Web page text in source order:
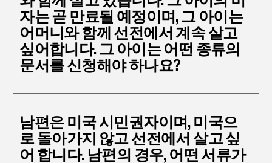
자는 곧 만료될 예정이며, 그 아이는
어머니와 함께 선전에서 계속 살고
싶어합니다. 그 아이는 어떤 종류의
문서를 신청해야 하나요?
남편은 미국 시민권자이며, 미국으
로 돌아가지 않고 선전에서 살고 싶
어 합니다. 남편의 경우, 어떤 서류가